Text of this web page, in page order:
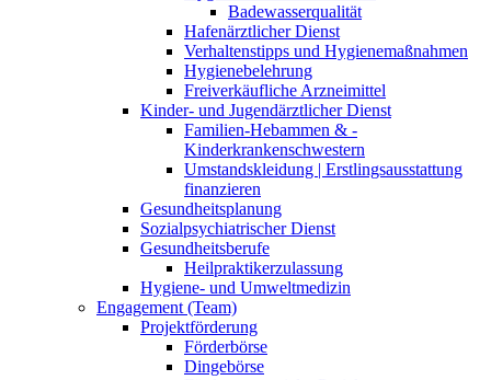
Badewasserqualität
Hafenärztlicher Dienst
Verhaltenstipps und Hygienemaßnahmen
Hygienebelehrung
Freiverkäufliche Arzneimittel
Kinder- und Jugendärztlicher Dienst
Familien-Hebammen & -
Kinderkrankenschwestern
Umstandskleidung | Erstlingsausstattung
finanzieren
Gesundheitsplanung
Sozialpsychiatrischer Dienst
Gesundheitsberufe
Heilpraktikerzulassung
Hygiene- und Umweltmedizin
Engagement (Team)
Projektförderung
Förderbörse
Dingebörse